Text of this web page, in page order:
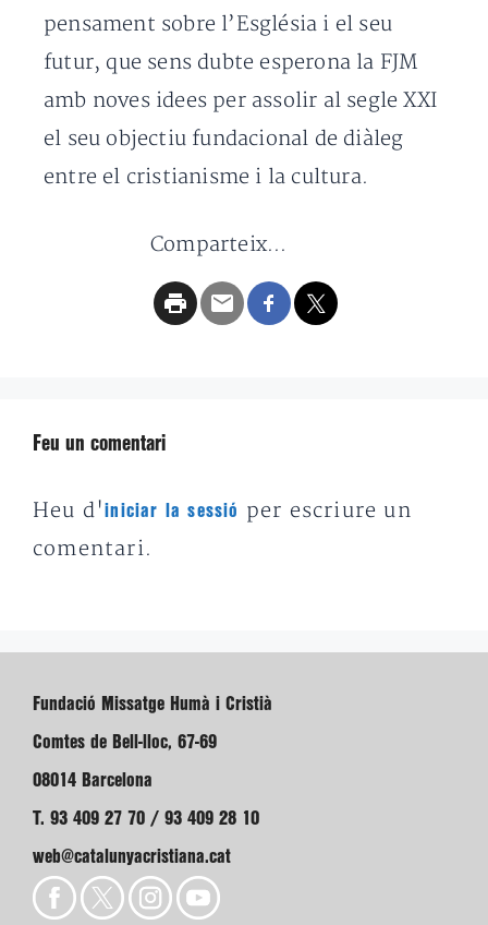
pensament sobre l’Església i el seu
futur, que sens dubte esperona la FJM
amb noves idees per assolir al segle XXI
el seu objectiu fundacional de diàleg
entre el cristianisme i la cultura.
Comparteix...
Feu un comentari
Heu d'iniciar la sessió
per escriure un
comentari.
Fundació Missatge Humà i Cristià
Comtes de Bell-lloc, 67-69
08014 Barcelona
T. 93 409 27 70 / 93 409 28 10
web@catalunyacristiana.cat